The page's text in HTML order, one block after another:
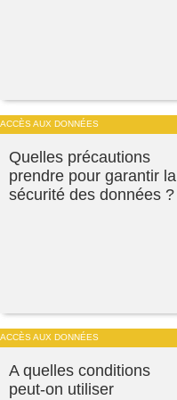
ACCÈS AUX DONNÉES
Quelles précautions
prendre pour garantir la
sécurité des données ?
ACCÈS AUX DONNÉES
A quelles conditions
peut-on utiliser